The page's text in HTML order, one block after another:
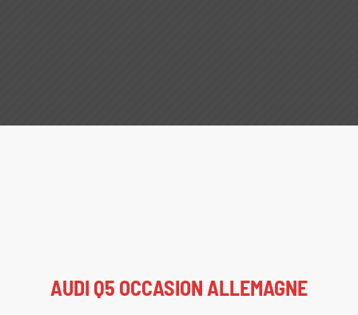
AUDI Q5 OCCASION ALLEMAGNE